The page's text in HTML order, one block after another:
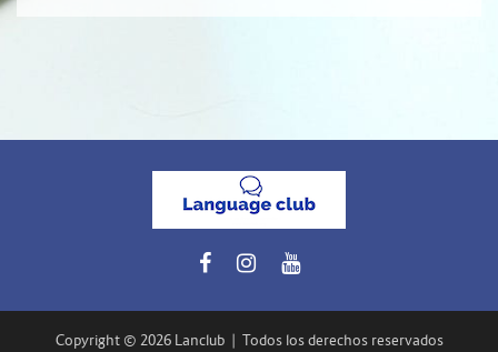
Copyright © 2026 Lanclub | Todos los derechos reservados